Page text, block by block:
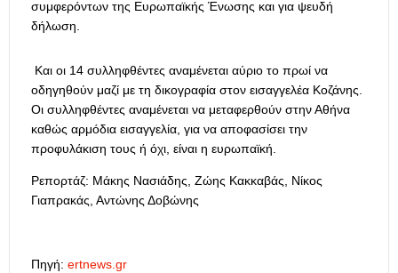
συμφερόντων της Ευρωπαϊκής Ένωσης και για ψευδή
δήλωση.
Και οι 14 συλληφθέντες αναμένεται αύριο το πρωί να
οδηγηθούν μαζί με τη δικογραφία στον εισαγγελέα Κοζάνης.
Οι συλληφθέντες αναμένεται να μεταφερθούν στην Αθήνα
καθώς αρμόδια εισαγγελία, για να αποφασίσει την
προφυλάκιση τους ή όχι, είναι η ευρωπαϊκή.
Ρεπορτάζ: Μάκης Νασιάδης, Ζώης Κακκαβάς, Νίκος
Γιαπρακάς, Αντώνης Δοβώνης
Πηγή: ertnews.gr